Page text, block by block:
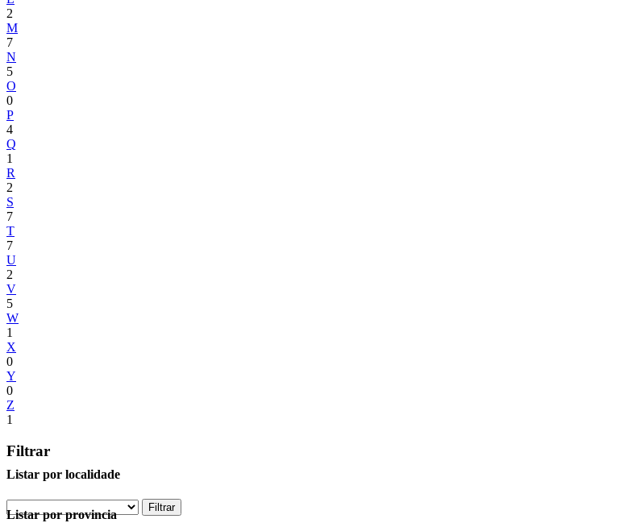
2
M
7
N
5
O
0
P
4
Q
1
R
2
S
7
T
7
U
2
V
5
W
1
X
0
Y
0
Z
1
Filtrar
Listar por localidade
Listar por provincia